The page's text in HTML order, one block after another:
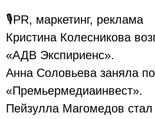
🎙PR, маркетинг, реклама
Кристина Колесникова
«АДВ Экспириенс».
Анна Соловьева заняла
«Премьермедиаинвест».
Пейзулла Магомедов